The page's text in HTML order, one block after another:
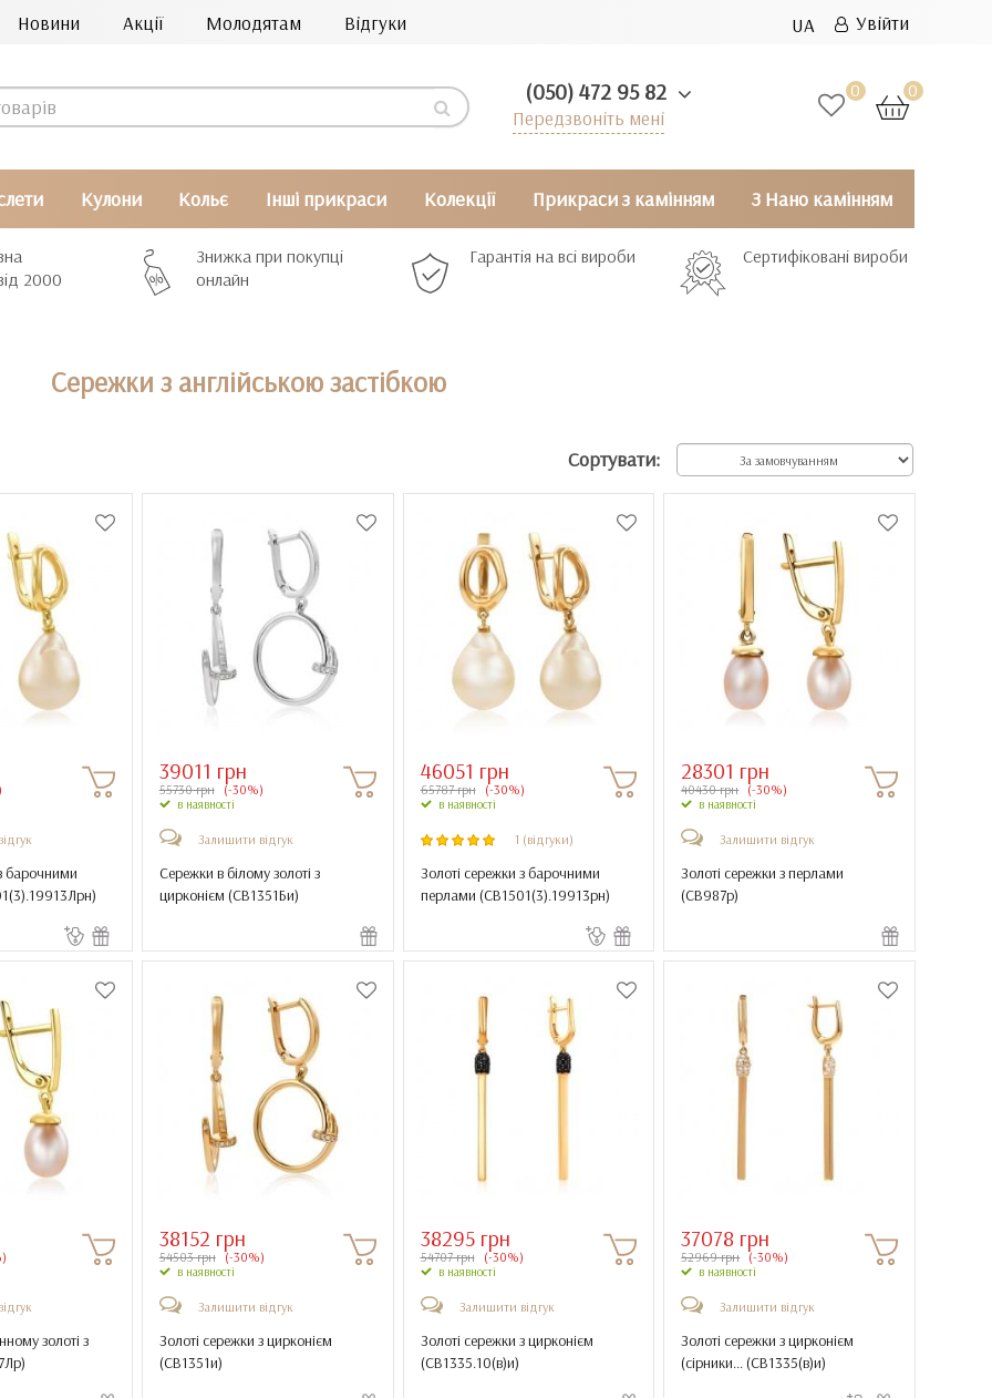
Новини Акції Молодятам Відгуки UA Увійти
0 0
(050) 472 95 82
Передзвоніть мені
Кулони Кольє Інші прикраси Колекції Прикраси з камінням З Нано камінням
2000
Знижка при покупці
онлайн
Гарантія на всі вироби Сертифіковані вироби
Сережки з англійською застібкою
Сортувати:
барочними
)
39011 грн
55730 грн (-30%)
в наявності
Залишити відгук
Сережки в білому золоті з
цирконієм (СВ1351Би)
46051 грн
65787 грн (-30%)
в наявності
1 (відгуки)
Золоті сережки з барочними
перлами (СВ1501(3).19913рн)
28301 грн
40430 грн (-30%)
в наявності
Залишити відгук
Золоті сережки з перлами
(СВ987р)
золоті з
)
38152 грн
54503 грн (-30%)
в наявності
Залишити відгук
Золоті сережки з цирконієм
(СВ1351и)
38295 грн
54707 грн (-30%)
в наявності
Залишити відгук
Золоті сережки з цирконієм
(СВ1335.10(в)и)
37078 грн
52969 грн (-30%)
в наявності
Залишити відгук
Золоті сережки з цирконієм
(сірники... (СВ1335(в)и)